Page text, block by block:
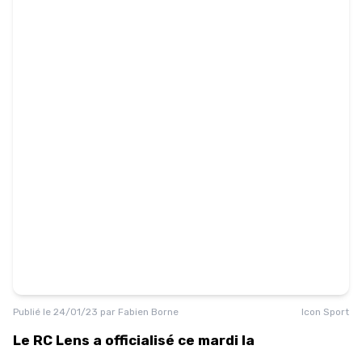
Publié le 24/01/23 par Fabien Borne Icon Sport
Le RC Lens a officialisé ce mardi la